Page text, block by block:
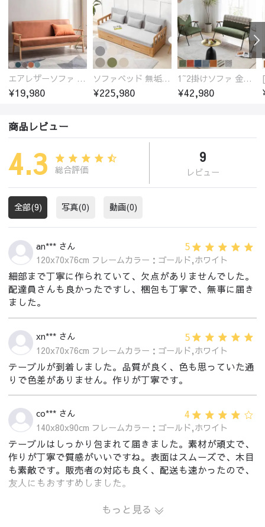
エアレザーソファ おしゃれ 無地 1人用 二人掛け 3人掛け
¥19,980
ソファベッド 無垢材フレーム
¥225,980
1~2掛けソファ 金属フレーム 高反発ウレタン
¥42,980
商品レビュー
4.3 総合評価
9
レビュー
全部(9) 写真(0) 動画(0)
an*** さん 5
120x70x76cm フレームカラー：ゴールド,ホワイト
細部まで丁寧に作られていて、欠点がありませんでした。
配達員さんも良かったですし、梱包も丁寧で、無事に届き
ました。
xn*** さん 5
120x70x76cm フレームカラー：ゴールド,ホワイト
テーブルが到着しました。品質が良く、色も思っていた通
りで色差がありません。作りが丁寧です。
co*** さん 4
140x80x90cm フレームカラー：ゴールド,ホワイト
テーブルはしっかり包まれて届きました。素材が頑丈で、
作りが丁寧で質感がいいですね。表面はスムーズで、木目
も素敵です。販売者の対応も良く、配送も速かったので、
友人にもおすすめしました。
もっと見る